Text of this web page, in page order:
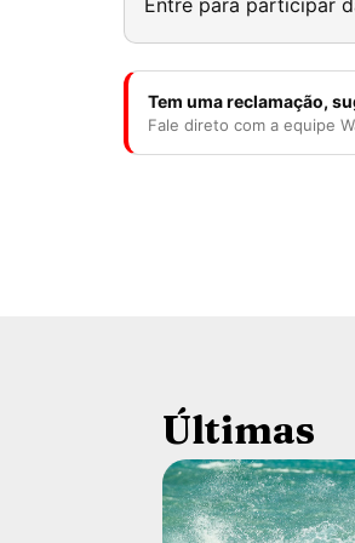
Tem uma reclamação,
Fale direto com a equipe
Últimas